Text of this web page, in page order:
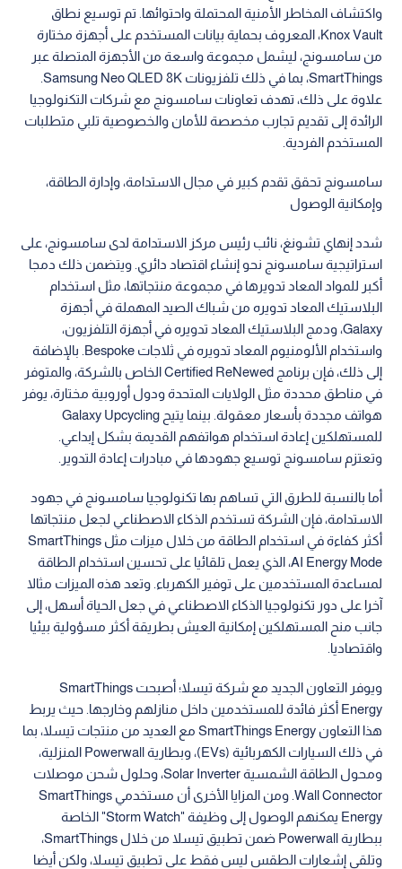
واكتشاف المخاطر الأمنية المحتملة واحتوائها. تم توسيع نطاق
Knox Vault، المعروف بحماية بيانات المستخدم على أجهزة مختارة
من سامسونج، ليشمل مجموعة واسعة من الأجهزة المتصلة عبر
علاوة على ذلك، تهدف تعاونات سامسونج مع شركات التكنولوجيا
الرائدة إلى تقديم تجارب مخصصة للأمان والخصوصية تلبي متطلبات
المستخدم الفردية.
سامسونج تحقق تقدم كبير في مجال الاستدامة، وإدارة الطاقة،
وإمكانية الوصول
شدد إنهاي تشونغ، نائب رئيس مركز الاستدامة لدى سامسونج، على
استراتيجية سامسونج نحو إنشاء اقتصاد دائري. ويتضمن ذلك دمجا
أكبر للمواد المعاد تدويرها في مجموعة منتجاتها، مثل استخدام
البلاستيك المعاد تدويره من شباك الصيد المهملة في أجهزة
Galaxy، ودمج البلاستيك المعاد تدويره في أجهزة التلفزيون،
واستخدام الألومنيوم المعاد تدويره في ثلاجات Bespoke. بالإضافة
إلى ذلك، فإن برنامج Certified ReNewed الخاص بالشركة، والمتوفر
في مناطق محددة مثل الولايات المتحدة ودول أوروبية مختارة، يوفر
هواتف مجددة بأسعار معقولة. بينما يتيح Galaxy Upcycling
للمستهلكين إعادة استخدام هواتفهم القديمة بشكل إبداعي.
وتعتزم سامسونج توسيع جهودها في مبادرات إعادة التدوير.
أما بالنسبة للطرق التي تساهم بها تكنولوجيا سامسونج في جهود
الاستدامة، فإن الشركة تستخدم الذكاء الاصطناعي لجعل منتجاتها
أكثر كفاءة في استخدام الطاقة من خلال ميزات مثل SmartThings
AI Energy Mode، الذي يعمل تلقائيا على تحسين استخدام الطاقة
لمساعدة المستخدمين على توفير الكهرباء. وتعد هذه الميزات مثالا
آخرا على دور تكنولوجيا الذكاء الاصطناعي في جعل الحياة أسهل، إلى
جانب منح المستهلكين إمكانية العيش بطريقة أكثر مسؤولية بيئيا
واقتصاديا.
ويوفر التعاون الجديد مع شركة تيسلا؛ أصبحت SmartThings
Energy أكثر فائدة للمستخدمين داخل منازلهم وخارجها. حيث يربط
هذا التعاون SmartThings Energy مع العديد من منتجات تيسلا، بما
في ذلك السيارات الكهربائية (EVs)، وبطارية Powerwall المنزلية،
ومحول الطاقة الشمسية Solar Inverter، وحلول شحن موصلات
Wall Connector. ومن المزايا الأخرى أن مستخدمي SmartThings
Energy يمكنهم الوصول إلى وظيفة "Storm Watch" الخاصة
ببطارية Powerwall ضمن تطبيق تيسلا من خلال SmartThings،
وتلقي إشعارات الطقس ليس فقط على تطبيق تيسلا، ولكن أيضا